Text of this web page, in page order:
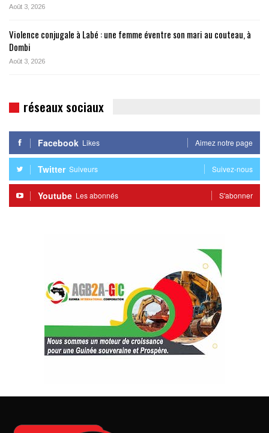
Août 3, 2026
Violence conjugale à Labé : une femme éventre son mari au couteau, à
Dombi
Août 3, 2026
réseaux sociaux
Facebook Likes Aimez notre page
Twitter Suiveurs Suivez-nous
Youtube Les abonnés S'abonner